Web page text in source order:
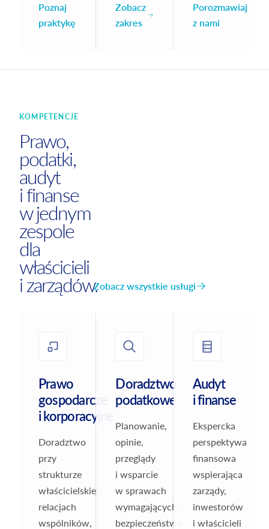
Poznaj
praktykę
Zobacz
zakres
Porozmawiaj
z nami
KOMPETENCJE
Prawo,
podatki,
audyt
i finanse
w jednym
zespole
dla
właścicieli
i zarządów.Zobacz wszystkie usługi
Prawo
gospodarcze
i korporacyjne
Doradztwo
przy
strukturze
właścicielskiej,
relacjach
wspólników,
Doradztwo
podatkowe
Planowanie,
opinie,
przeglądy
i wsparcie
w sprawach
wymagających
bezpieczeństwa
Audyt
i finanse
Ekspercka
perspektywa
finansowa
wspierająca
zarządy,
inwestorów
i właścicieli